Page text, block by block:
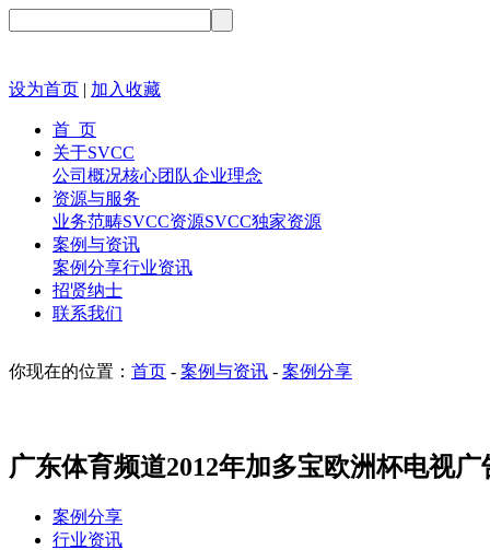
设为首页 | 加入收藏
首 页
关于SVCC
公司概况核心团队企业理念
资源与服务
业务范畴SVCC资源SVCC独家资源
案例与资讯
案例分享行业资讯
招贤纳士
联系我们
你现在的位置： 首页 - 案例与资讯 - 案例分享
广东体育频道2012年加多宝欧洲杯电视广
案例分享
行业资讯